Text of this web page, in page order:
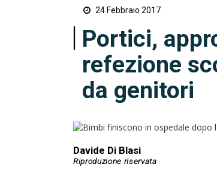
24 Febbraio 2017
Portici,
refezione
da genitori
Davide Di Blasi